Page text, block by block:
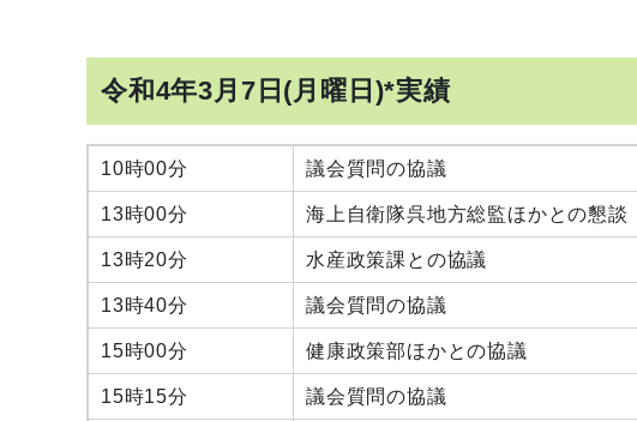
令和4年3月7日(月曜日)*実績
10時00分 議会質問の協議
13時00分 海上自衛隊呉地方総監ほかとの懇談
13時20分 水産政策課との協議
13時40分 議会質問の協議
15時00分 健康政策部ほかとの協議
15時15分 議会質問の協議